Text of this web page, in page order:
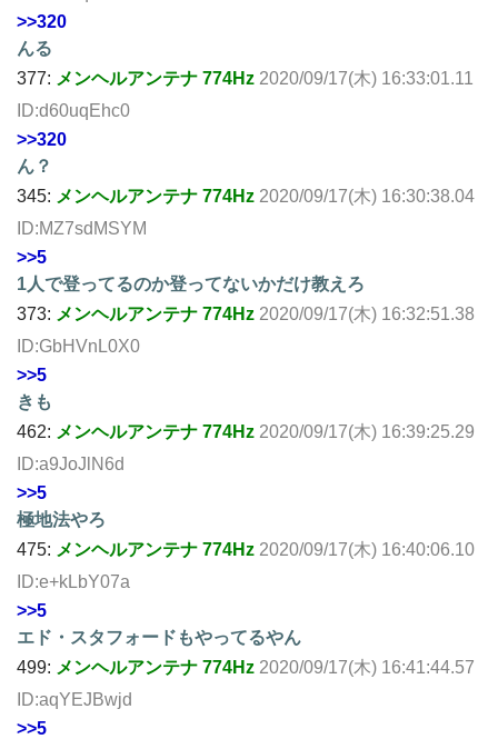
>>320
んる
377: メンヘルアンテナ 774Hz 2020/09/17(木) 16:33:01.11
ID:d60uqEhc0
>>320
ん？
345: メンヘルアンテナ 774Hz 2020/09/17(木) 16:30:38.04
ID:MZ7sdMSYM
>>5
1人で登ってるのか登ってないかだけ教えろ
373: メンヘルアンテナ 774Hz 2020/09/17(木) 16:32:51.38
ID:GbHVnL0X0
>>5
きも
462: メンヘルアンテナ 774Hz 2020/09/17(木) 16:39:25.29
ID:a9JoJlN6d
>>5
極地法やろ
475: メンヘルアンテナ 774Hz 2020/09/17(木) 16:40:06.10
ID:e+kLbY07a
>>5
エド・スタフォードもやってるやん
499: メンヘルアンテナ 774Hz 2020/09/17(木) 16:41:44.57
ID:aqYEJBwjd
>>5